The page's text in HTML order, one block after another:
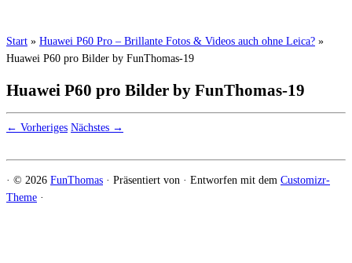
Start » Huawei P60 Pro – Brillante Fotos & Videos auch ohne Leica? »
Huawei P60 pro Bilder by FunThomas-19
Huawei P60 pro Bilder by FunThomas-19
← Vorheriges Nächstes →
· © 2026 FunThomas · Präsentiert von · Entworfen mit dem Customizr-
Theme ·